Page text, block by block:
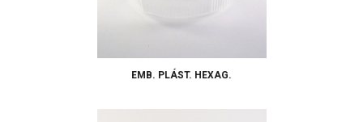
EMB. PLÁST. HEXAG.